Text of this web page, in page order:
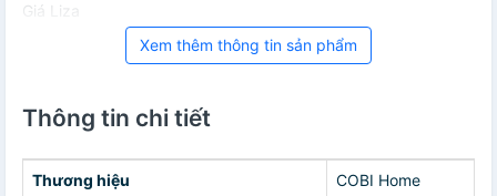
Giá Liza
Xem thêm thông tin sản phẩm
Thông tin chi tiết
Thương hiệu COBI Home